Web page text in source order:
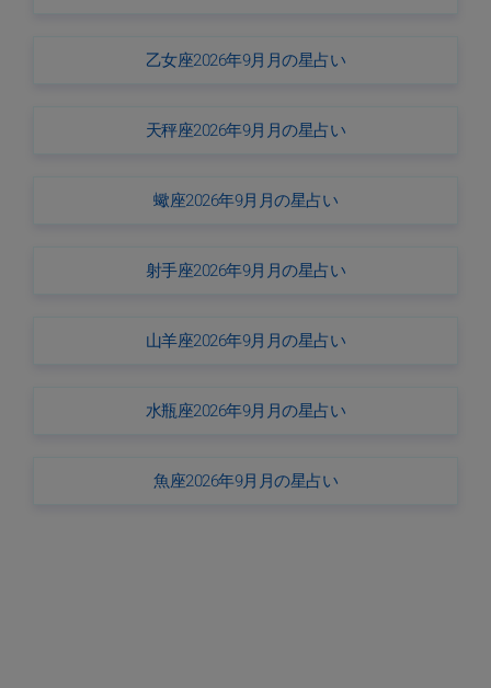
乙女座2026年9月月の星占い
天秤座2026年9月月の星占い
蠍座2026年9月月の星占い
射手座2026年9月月の星占い
山羊座2026年9月月の星占い
水瓶座2026年9月月の星占い
魚座2026年9月月の星占い